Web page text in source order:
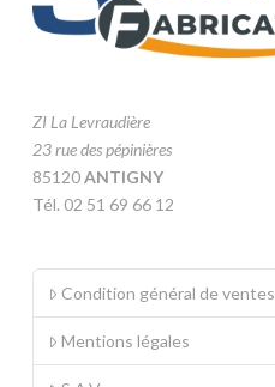
ZI La Levraudière
23 rue des pépinières
85120ANTIGNY
Tél. 02 51 69 66 12
Condition général de ventes
Mentions légales